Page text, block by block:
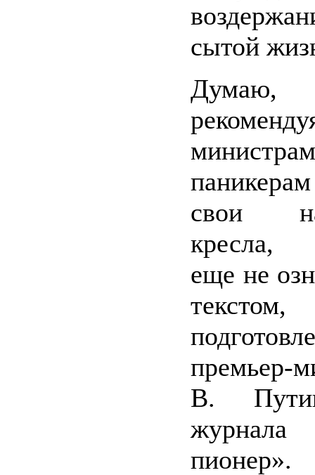
сытой
Думаю,
свои
кресла,
еще не
текстом,
премьер-
В.
журнала